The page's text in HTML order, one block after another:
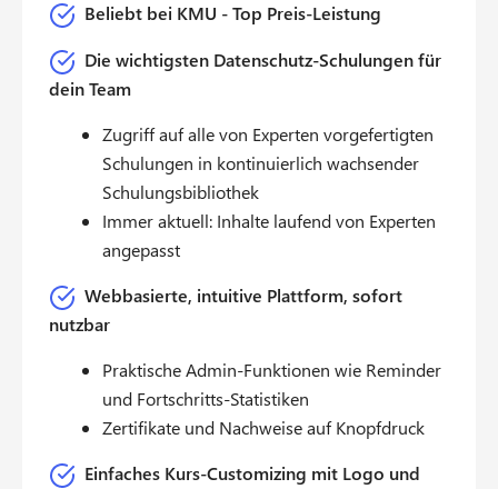
Beliebt bei KMU - Top Preis-Leistung
Die wichtigsten Datenschutz-Schulungen für
dein Team
Zugriff auf alle von Experten vorgefertigten
Schulungen in kontinuierlich wachsender
Schulungsbibliothek
Immer aktuell: Inhalte laufend von Experten
angepasst
Webbasierte, intuitive Plattform, sofort
nutzbar
Praktische Admin-Funktionen wie Reminder
und Fortschritts-Statistiken
Zertifikate und Nachweise auf Knopfdruck
Einfaches Kurs-Customizing mit Logo und